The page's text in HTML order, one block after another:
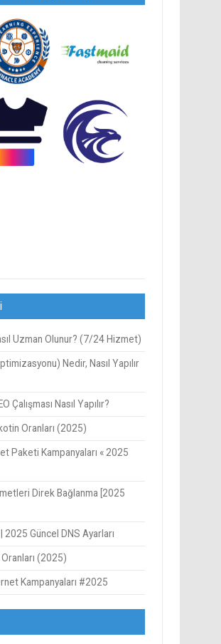
Uzman Olunur? (7/24 Hizmet)
Nedir, Nasıl Yapılır
Çalışması Nasıl Yapılır?
Oranları (2025)
Paketi Kampanyaları « 2025
Direk Bağlanma [2025
2025 Güncel DNS Ayarları
(2025)
Kampanyaları #2025